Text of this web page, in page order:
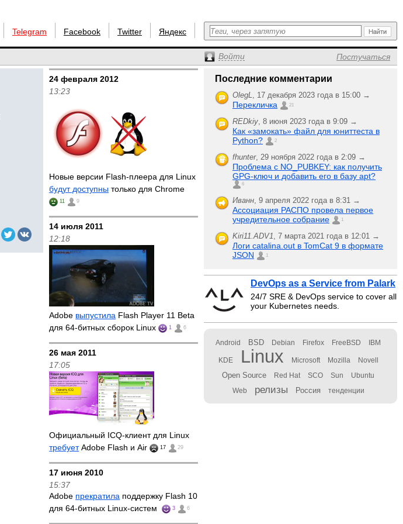
Telegram Facebook Twitter Яндекс
Войти Постучаться
24 февраля 2012
13:23
Новые версии Flash-плеера для Linux
будут доступны только для Chrome
11 9
14 июля 2011
12:18
Adobe выпустила Flash Player 11 Beta
для 64-битных сборок Linux
1 6
26 мая 2011
17:05
Официальный ICQ-клиент для Linux
требуетAdobe Flash и Air 17 29
17 июня 2010
15:37
Adobe прекратила поддержку Flash 10
для 64-битных Linux-систем
3 6
Последние комментарии
OlegL, 17 декабря 2023 года в 15:00 →
Перекличка 21
REDkiy, 8 июня 2023 года в 9:09 →
Как «замокать» файл для юниттеста в
Python?
2
fhunter, 29 ноября 2022 года в 2:09 →
Проблема с NO_PUBKEY: как получить
GPG-ключ и добавить его в базу apt?
6
Иванн, 9 апреля 2022 года в 8:31 →
Ассоциация РАСПО провела первое
учредительное собрание
1
Kiri11.ADV1, 7 марта 2021 года в 12:01 →
Логи catalina.out в TomCat 9 в формате
JSON
1
DevOps as a Service from Palark
24/7 SRE & DevOps service to cover all
your Kubernetes needs.
Android BSD Debian Firefox FreeBSD IBM
KDE Linux Microsoft Mozilla Novell
Open Source Red Hat SCO Sun Ubuntu
Web релизы Россия тенденции